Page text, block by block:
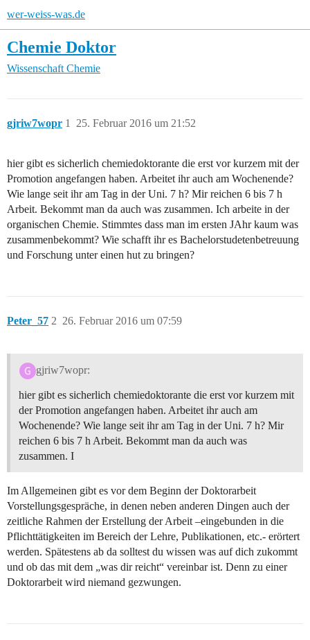
wer-weiss-was.de
Chemie Doktor
Wissenschaft Chemie
gjriw7wopr 25. Februar 2016 um 21:52
1
hier gibt es sicherlich chemiedoktorante die erst vor kurzem mit der
Promotion angefangen haben. Arbeitet ihr auch am Wochenende?
Wie lange seit ihr am Tag in der Uni. 7 h? Mir reichen 6 bis 7 h
Arbeit. Bekommt man da auch was zusammen. Ich arbeite in der
organischen Chemie. Stimmtes dass man im ersten JAhr kaum was
zusammenbekommt? Wie schafft ihr es Bachelorstudetenbetreuung
und Forschung unter einen hut zu bringen?
Peter_57 26. Februar 2016 um 07:59
2
gjriw7wopr:
hier gibt es sicherlich chemiedoktorante die erst vor kurzem mit
der Promotion angefangen haben. Arbeitet ihr auch am
Wochenende? Wie lange seit ihr am Tag in der Uni. 7 h? Mir
reichen 6 bis 7 h Arbeit. Bekommt man da auch was
zusammen. I
Im Allgemeinen gibt es vor dem Beginn der Doktorarbeit
Vorstellungsgespräche, in denen neben anderen Dingen auch der
zeitliche Rahmen der Erstellung der Arbeit –eingebunden in die
Pflichttätigkeiten im Bereich der Lehre, Publikationen, etc.- erörtert
werden. Spätestens ab da solltest du wissen was auf dich zukommt
und ob das mit dem „was dir reicht“ vereinbar ist. Denn zu einer
Doktorarbeit wird niemand gezwungen.